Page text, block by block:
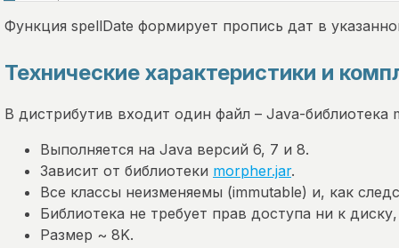
Функция spellDate формирует пропись дат в
Технические характеристики и
В дистрибутив входит один файл – Java-библиотека
Выполняется на Java версий 6, 7 и 8.
Зависит от библиотеки morpher.jar.
Все классы неизменяемы (immutable) и, как
Библиотека не требует прав доступа ни к
Размер ~ 8K.